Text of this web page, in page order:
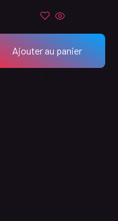
Ajouter au panier